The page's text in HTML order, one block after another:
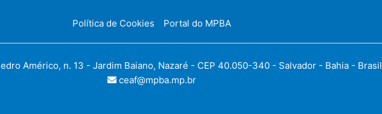
Política de Cookies Portal do MPBA
Américo, n. 13 - Jardim Baiano, Nazaré - CEP 40.050-340 - Salvador - Bahia - Brasil
ceaf@mpba.mp.br